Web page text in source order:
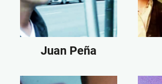
Juan Peña